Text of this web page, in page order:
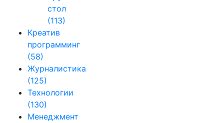
стол
(113)
Креатив
программинг
(58)
Журналистика
(125)
Технологии
(130)
Менеджмент